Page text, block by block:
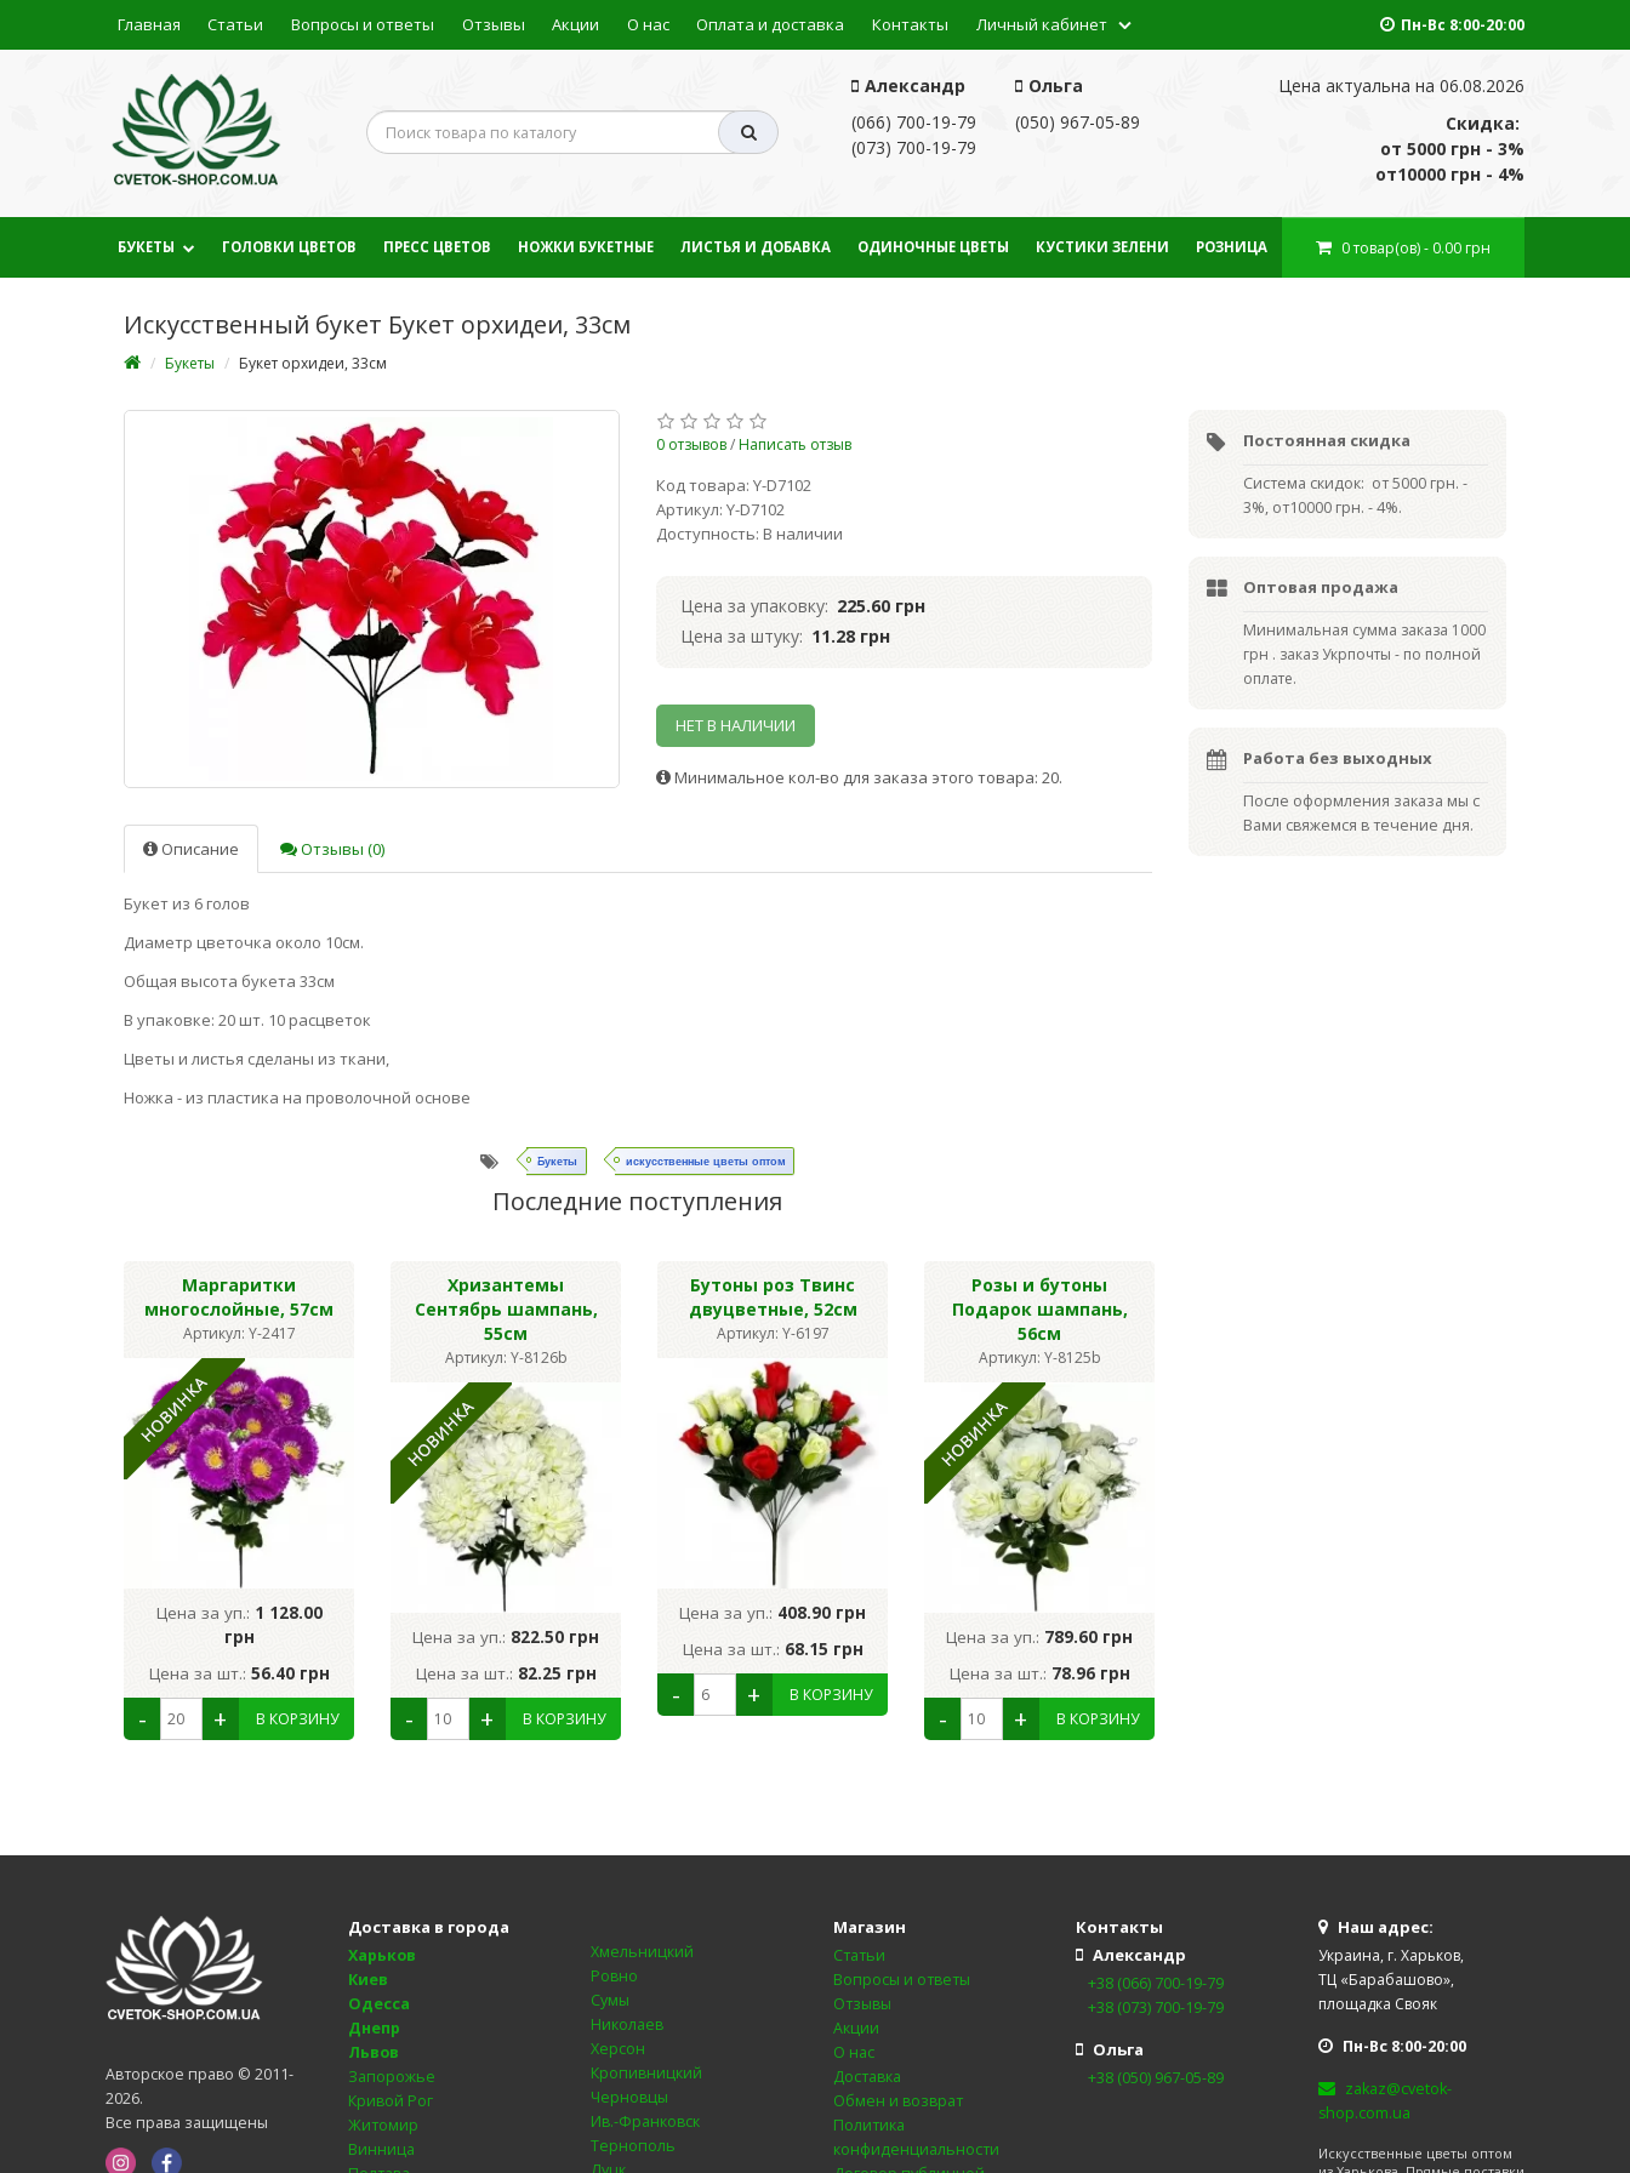
Главная Статьи Вопросы и ответы Отзывы Акции О нас Оплата и доставка Контакты Личный кабинет Пн-Вс 8:00-20:00
Александр
(066) 700-19-79
(073) 700-19-79
Ольга
(050) 967-05-89
Цена актуальна на 06.08.2026
Скидка:
от 5000 грн - 3%
от10000 грн - 4%
0товар(ов)- 0.00 грн
БУКЕТЫ ГОЛОВКИ ЦВЕТОВ ПРЕСС ЦВЕТОВ НОЖКИ БУКЕТНЫЕ ЛИСТЬЯ И ДОБАВКА ОДИНОЧНЫЕ ЦВЕТЫ КУСТИКИ ЗЕЛЕНИ РОЗНИЦА
Искусственный букет Букет орхидеи, 33см
Букеты Букет орхидеи, 33см
0 отзывов/ Написать отзыв
Код товара: Y-D7102
Артикул: Y-D7102
Доступность: В наличии
Цена за упаковку: 225.60 грн
Цена за штуку: 11.28 грн
НЕТ В НАЛИЧИИ
Минимальное кол-во для заказа этого товара: 20.
Описание Отзывы (0)
Букет из 6 голов
Диаметр цветочка около 10см.
Общая высота букета 33см
В упаковке: 20 шт. 10 расцветок
Цветы и листья сделаны из ткани,
Ножка - из пластика на проволочной основе
Букеты искусственные цветы оптом
Последние поступления
Маргаритки
многослойные, 57см
Артикул: Y-2417
Цена за уп.: 1 128.00
грн
Цена за шт.: 56.40 грн
Хризантемы
Сентябрь шампань,
55см
Артикул: Y-8126b
Цена за уп.: 822.50 грн
Цена за шт.: 82.25 грн
Бутоны роз Твинс
двуцветные, 52см
Артикул: Y-6197
Цена за уп.: 408.90 грн
Цена за шт.: 68.15 грн
Розы и бутоны
Подарок шампань,
56см
Артикул: Y-8125b
Цена за уп.: 789.60 грн
Цена за шт.: 78.96 грн
Постоянная скидка
Система скидок: от 5000 грн. -
3%, от10000 грн. - 4%.
Оптовая продажа
Минимальная сумма заказа 1000
грн . заказ Укрпочты - по полной
оплате.
Работа без выходных
После оформления заказа мы с
Вами свяжемся в течение дня.
Авторское право © 2011-
2026.
Все права защищены
Доставка в города
Харьков
Киев
Одесса
Днепр
Львов
Запорожье
Кривой Рог
Житомир
Винница
Хмельницкий
Ровно
Сумы
Николаев
Херсон
Кропивницкий
Черновцы
Ив.-Франковск
Тернополь
Магазин
Статьи
Вопросы и ответы
Отзывы
Акции
О нас
Доставка
Обмен и возврат
Политика
конфиденциальности
Контакты
Александр
+38 (066) 700-19-79
+38 (073) 700-19-79
Ольга
+38 (050) 967-05-89
Наш адрес:
Украина, г. Харьков,
ТЦ «Барабашово»,
площадка Свояк
Пн-Вс 8:00-20:00
zakaz@cvetok-
shop.com.ua
Искусственные цветы оптом